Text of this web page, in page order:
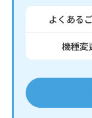
よくある
機種変